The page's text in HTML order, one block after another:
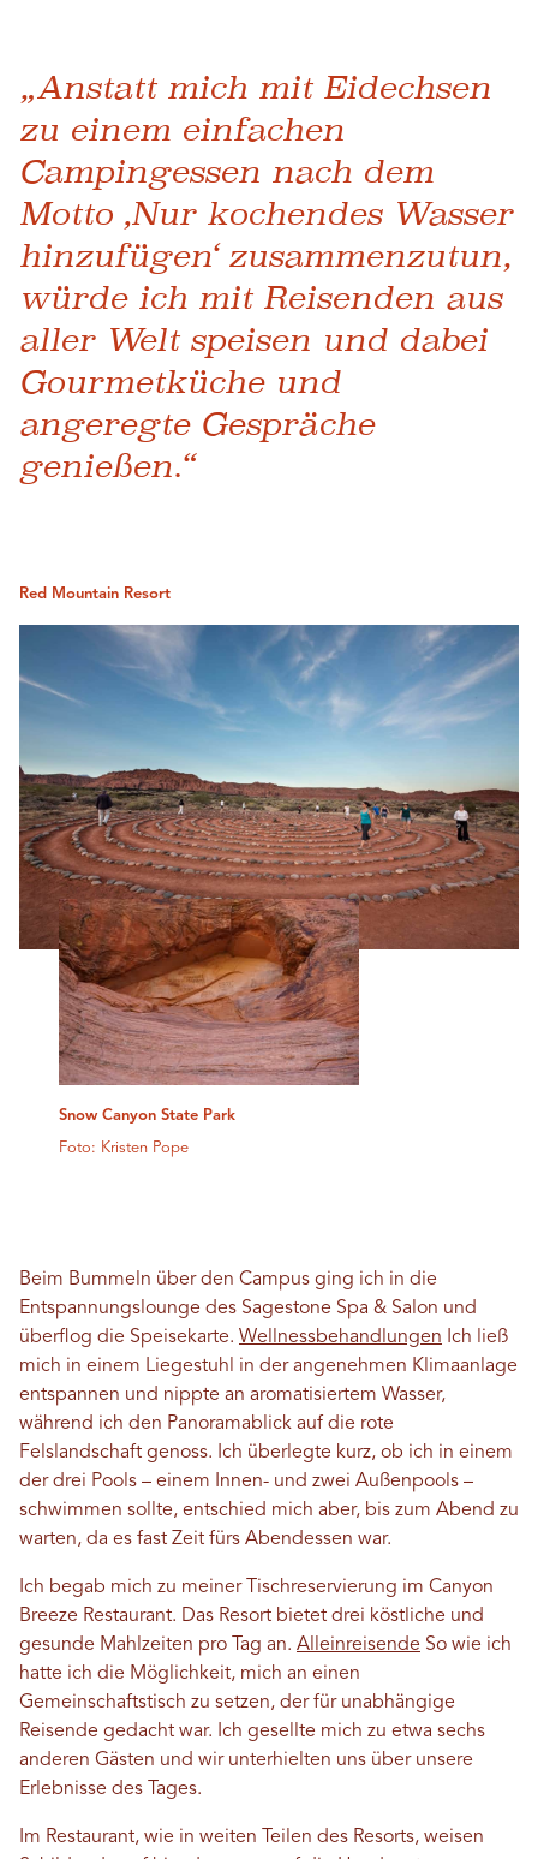
„Anstatt mich mit Eidechsen
zu einem einfachen
Campingessen nach dem
Motto ‚Nur kochendes Wasser
hinzufügen‘ zusammenzutun,
würde ich mit Reisenden aus
aller Welt speisen und dabei
Gourmetküche und
angeregte Gespräche
genießen.“
Snow Canyon State Park
Foto: Kristen Pope
Red Mountain Resort
Beim Bummeln über den Campus ging ich in die
Entspannungslounge des Sagestone Spa & Salon und
überflog die Speisekarte. Wellnessbehandlungen Ich ließ
mich in einem Liegestuhl in der angenehmen Klimaanlage
entspannen und nippte an aromatisiertem Wasser,
während ich den Panoramablick auf die rote
Felslandschaft genoss. Ich überlegte kurz, ob ich in einem
der drei Pools – einem Innen- und zwei Außenpools –
schwimmen sollte, entschied mich aber, bis zum Abend zu
warten, da es fast Zeit fürs Abendessen war.
Ich begab mich zu meiner Tischreservierung im Canyon
Breeze Restaurant. Das Resort bietet drei köstliche und
gesunde Mahlzeiten pro Tag an. Alleinreisende So wie ich
hatte ich die Möglichkeit, mich an einen
Gemeinschaftstisch zu setzen, der für unabhängige
Reisende gedacht war. Ich gesellte mich zu etwa sechs
anderen Gästen und wir unterhielten uns über unsere
Erlebnisse des Tages.
Im Restaurant, wie in weiten Teilen des Resorts, weisen